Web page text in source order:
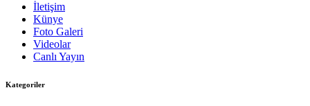
İletişim
Künye
Foto Galeri
Videolar
Canlı Yayın
Kategoriler